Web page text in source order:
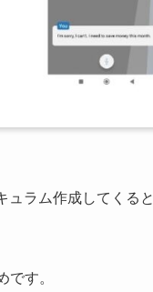
ュラム作成してくると
です。